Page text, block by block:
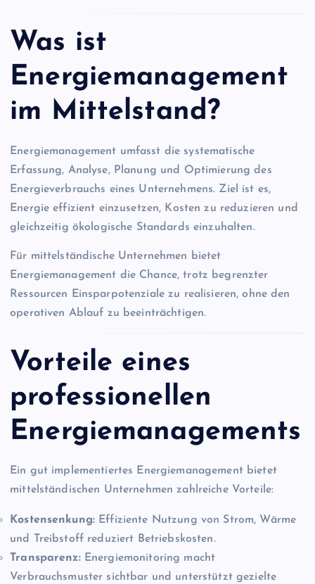
Was ist
Energiemanagement
im Mittelstand?
Energiemanagement umfasst die systematische
Erfassung, Analyse, Planung und Optimierung des
Energieverbrauchs eines Unternehmens. Ziel ist es,
Energie effizient einzusetzen, Kosten zu reduzieren und
gleichzeitig ökologische Standards einzuhalten.
Für mittelständische Unternehmen bietet
Energiemanagement die Chance, trotz begrenzter
Ressourcen Einsparpotenziale zu realisieren, ohne den
operativen Ablauf zu beeinträchtigen.
Vorteile eines
professionellen
Energiemanagements
Ein gut implementiertes Energiemanagement bietet
mittelständischen Unternehmen zahlreiche Vorteile:
Kostensenkung: Effiziente Nutzung von Strom, Wärme
und Treibstoff reduziert Betriebskosten.
Transparenz:Energiemonitoring macht
Verbrauchsmuster sichtbar und unterstützt gezielte